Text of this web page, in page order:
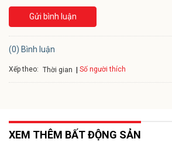
Gửi bình luận
(0) Bình luận
Xếp theo: Thời gian Số người thích
XEM THÊM BẤT ĐỘNG SẢN